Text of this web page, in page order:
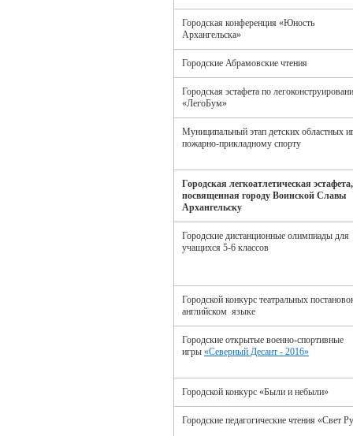
Городская конференция «Юность
Архангельска»
Городские Абрамовские чтения
Городская эстафета по
«ЛегоБум»
Муниципальный этап детских областных
пожарно-прикладному спорту
Городская легкоатлетическая эстафета,
посвященная городу Воинской Славы
Архангельску
Городские дистанционные олимпиады для
учащихся 5-6 классов
Городской конкурс театральных
английском языке
Городские открытые военно-спортивные
игры «Северный Десант - 2016»
Городской конкурс «Были и небыли»
Городские педагогические чтения «Свет